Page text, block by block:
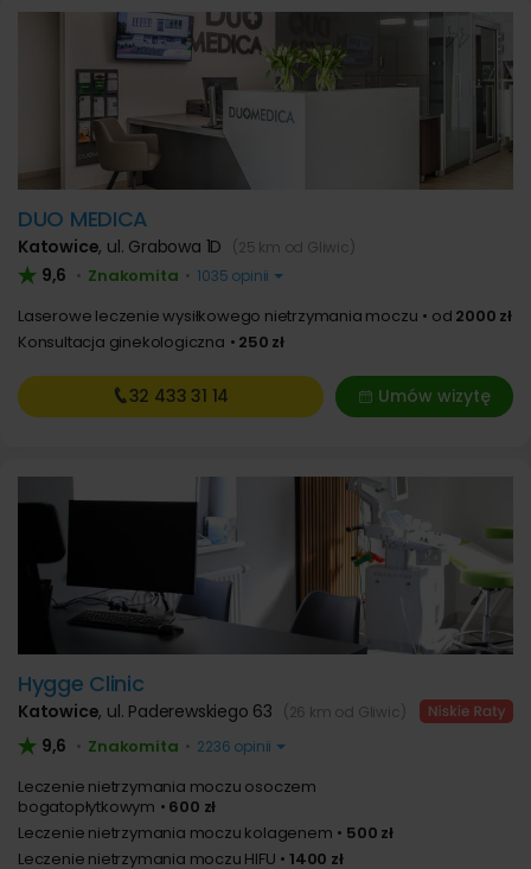
DUO MEDICA
Katowice, ul. Grabowa 1D (25 km od Gliwic)
9,6 • Znakomita • 1035 opinii
Laserowe leczenie wysiłkowego nietrzymania moczu od 2000 zł
Konsultacja ginekologiczna
250 zł
Umów wizytę
32 433 31 14
Hygge Clinic
Katowice, ul. Paderewskiego 63 (26 km od Gliwic)
9,6 • Znakomita • 2236 opinii
Leczenie nietrzymania moczu osoczem
bogatopłytkowym
600 zł
Leczenie nietrzymania moczu kolagenem
500 zł
Leczenie nietrzymania moczu HIFU
1400 zł